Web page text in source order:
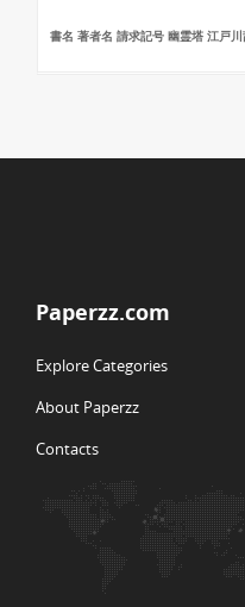
書名 著者名 請求記号 幽霊塔 江戸
Paperzz.com
Explore Categories
About Paperzz
Contacts